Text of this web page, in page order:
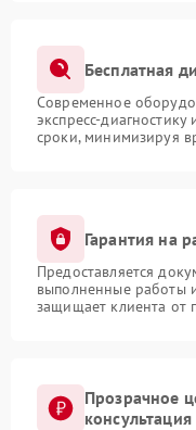
Бесплатная
Современное
экспресс-
сроки, минимизируя
Гарантия на
Предоставляется
выполненные работы
защищает клиента от
Прозрачное
консультация